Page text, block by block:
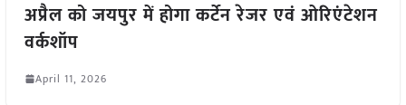
अप्रैल को जयपुर में होगा कर्टेन रेजर एवं ओरिएंटेशन
वर्कशॉप
April 11, 2026